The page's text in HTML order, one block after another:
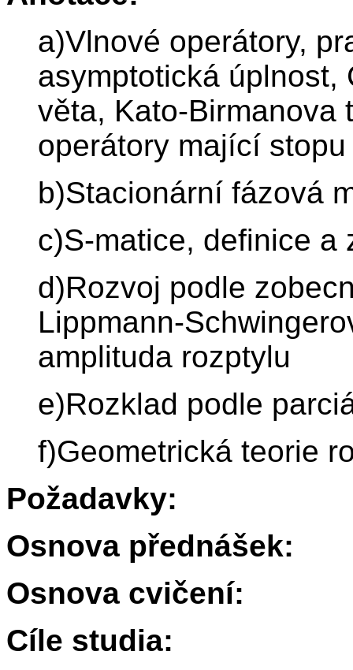
a)Vlnové operátory,
asymptotická úplnost,
věta, Kato-Birmanova
operátory mající
b)Stacionární fázová
c)S-matice, definice a
d)Rozvoj podle
Lippmann-
amplituda rozptylu
e)Rozklad podle
f)Geometrická teorie
Požadavky:
Osnova přednášek:
Osnova cvičení:
Cíle studia: